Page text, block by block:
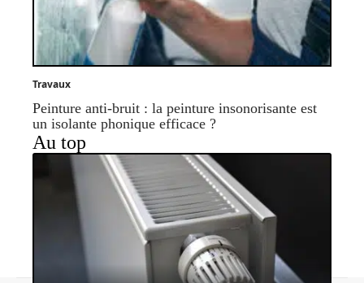
Travaux
Peinture anti-bruit : la peinture insonorisante est
un isolante phonique efficace ?
Au top